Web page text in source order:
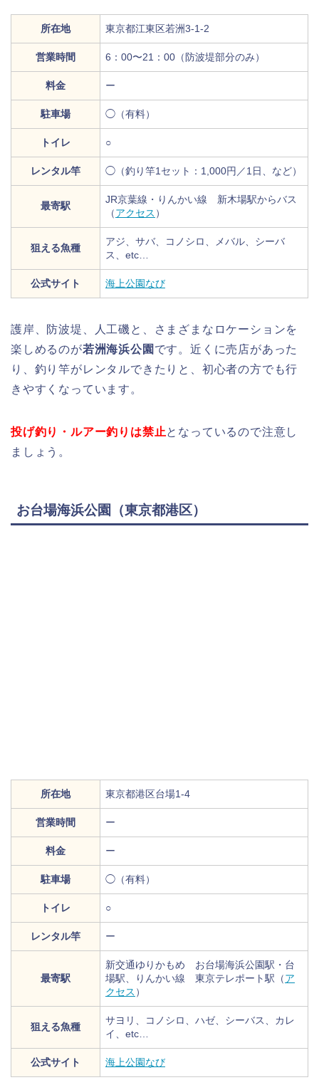
所在地 東京都江東区若洲3-1-2
営業時間 6：00〜21：00（防波堤部分のみ）
料金 ー
駐車場 ◯（有料）
トイレ ○
レンタル竿 ◯（釣り竿1セット：1,000円／1日、など）
最寄駅
JR京葉線・りんかい線 新木場駅からバス
（アクセス ）
狙える魚種
アジ、サバ、コノシロ、メバル、シーバ
ス、etc…
公式サイト 海上公園なび
護岸、防波堤、人工磯と、さまざまなロケーションを
楽しめるのが若洲海浜公園 です。近くに売店があった
り、釣り竿がレンタルできたりと、初心者の方でも行
きやすくなっています。
投げ釣り・ルアー釣りは禁止となっているので注意し
ましょう。
お台場海浜公園（東京都港区）
所在地 東京都港区台場1-4
営業時間 ー
料金 ー
駐車場 ◯（有料）
トイレ ○
レンタル竿 ー
最寄駅
新交通ゆりかもめ お台場海浜公園駅・台
場駅、りんかい線 東京テレポート駅（ア
クセス ）
狙える魚種
サヨリ、コノシロ、ハゼ、シーバス、カレ
イ、etc…
公式サイト 海上公園なび